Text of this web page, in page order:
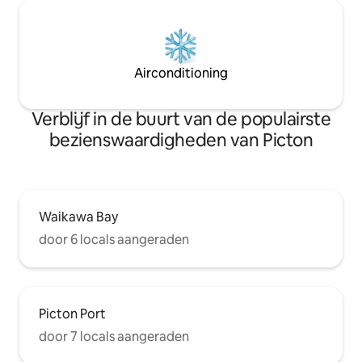
Airconditioning
Verblijf in de buurt van de populairste
bezienswaardigheden van Picton
Waikawa Bay
door 6 locals aangeraden
Picton Port
door 7 locals aangeraden